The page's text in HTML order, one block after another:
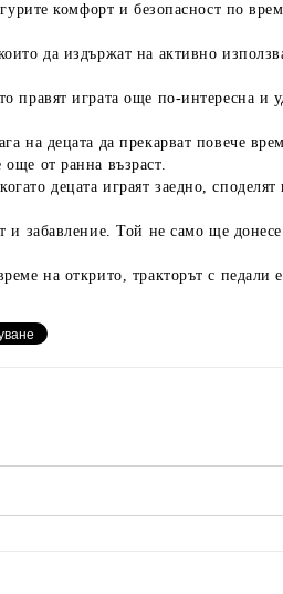
комфорт и безопасност по
да издържат на активно
правят играта още по-интересна и
на децата да прекарват повече
от ранна възраст.
децата играят заедно,
и забавление. Той не само ще
на открито, тракторът с